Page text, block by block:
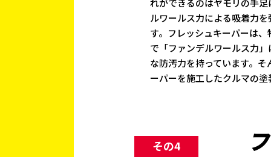
れができるのはヤモリの手
ルワールス力による吸着力
す。フレッシュキーパーは
で「ファンデルワールス力
な防汚力を持っています。
ーパーを施工したクルマの
その4